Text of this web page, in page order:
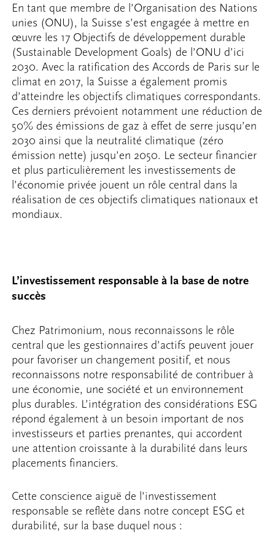
En tant que membre de l’Organisation des Nations
unies (ONU), la Suisse s’est engagée à mettre en
œuvre les 17 Objectifs de développement durable
(Sustainable Development Goals) de l’ONU d’ici
2030. Avec la ratification des Accords de Paris sur le
climat en 2017, la Suisse a également promis
d’atteindre les objectifs climatiques correspondants.
Ces derniers prévoient notamment une réduction de
50% des émissions de gaz à effet de serre jusqu’en
2030 ainsi que la neutralité climatique (zéro
émission nette) jusqu’en 2050. Le secteur financier
et plus particulièrement les investissements de
l’économie privée jouent un rôle central dans la
réalisation de ces objectifs climatiques nationaux et
mondiaux.
L’investissement responsable à la base de notre
succès
Chez Patrimonium, nous reconnaissons le rôle
central que les gestionnaires d’actifs peuvent jouer
pour favoriser un changement positif, et nous
reconnaissons notre responsabilité de contribuer à
une économie, une société et un environnement
plus durables. L’intégration des considérations ESG
répond également à un besoin important de nos
investisseurs et parties prenantes, qui accordent
une attention croissante à la durabilité dans leurs
placements financiers.
Cette conscience aiguë de l’investissement
responsable se reflète dans notre concept ESG et
durabilité, sur la base duquel nous :